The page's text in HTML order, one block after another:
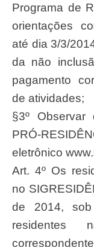
Programa de
orientações
até dia 3/3/
da não
pagamento
de atividades;
§3º
PRÓ-
eletrônico
Art. 4º Os
no
de 2014,
residentes